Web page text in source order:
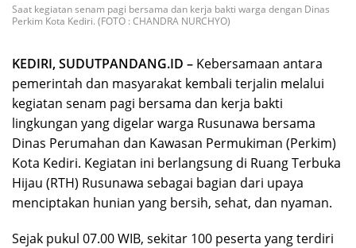
Saat kegiatan senam pagi bersama dan kerja bakti warga dengan Dinas
Perkim Kota Kediri. (FOTO : CHANDRA NURCHYO)
KEDIRI, SUDUTPANDANG.ID – Kebersamaan antara
pemerintah dan masyarakat kembali terjalin melalui
kegiatan senam pagi bersama dan kerja bakti
lingkungan yang digelar warga Rusunawa bersama
Dinas Perumahan dan Kawasan Permukiman (Perkim)
Kota Kediri. Kegiatan ini berlangsung di Ruang Terbuka
Hijau (RTH) Rusunawa sebagai bagian dari upaya
menciptakan hunian yang bersih, sehat, dan nyaman.
Sejak pukul 07.00 WIB, sekitar 100 peserta yang terdiri